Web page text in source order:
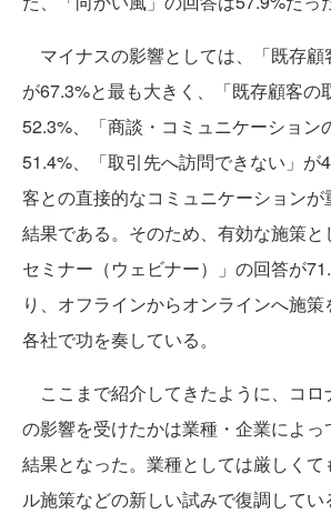
マイナスの影響としては、「既存顧
が67.3%と最も大きく、「既存顧客の
52.3%、「商談・コミュニケーション
51.4%、「取引先へ訪問できない」が
客との直接的なコミュニケーション
結果である。そのため、有効な施策
セミナー（ウェビナー）」の回答が
り、オフラインからオンラインへ施
各社で功を奏している。
ここまで紹介してきたように、コロ
の影響を受けたかは業種・企業によっ
結果となった。業種としては厳しくて
ル施策などの新しい試みで復調して